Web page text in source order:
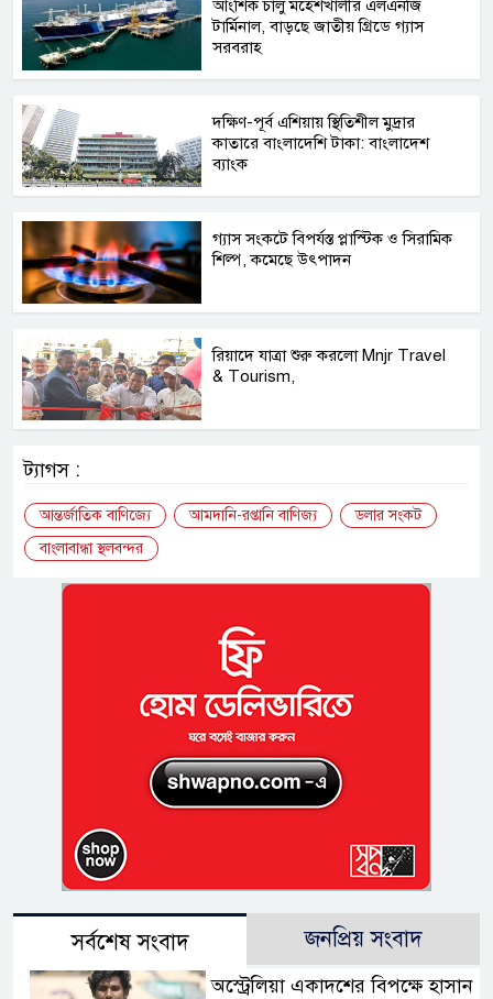
আংশিক চালু মহেশখালীর এলএনজি
টার্মিনাল, বাড়ছে জাতীয় গ্রিডে গ্যাস
সরবরাহ
দক্ষিণ-পূর্ব এশিয়ায় স্থিতিশীল মুদ্রার
কাতারে বাংলাদেশি টাকা: বাংলাদেশ
ব্যাংক
গ্যাস সংকটে বিপর্যস্ত প্লাস্টিক ও সিরামিক
শিল্প, কমেছে উৎপাদন
রিয়াদে যাত্রা শুরু করলো Mnjr Travel
& Tourism,
ট্যাগস :
আন্তর্জাতিক বাণিজ্যে আমদানি-রপ্তানি বাণিজ্য
ডলার সংকট
বাংলাবান্ধা স্থলবন্দর
সর্বশেষ সংবাদ জনপ্রিয় সংবাদ
অস্ট্রেলিয়া একাদশের বিপক্ষে হাসান